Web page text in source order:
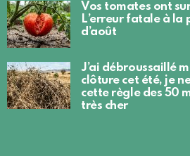
Vos tomates ont
L’erreur fatale à la
d’août
J’ai débroussaillé
clôture cet été, je
cette règle des 50
très cher